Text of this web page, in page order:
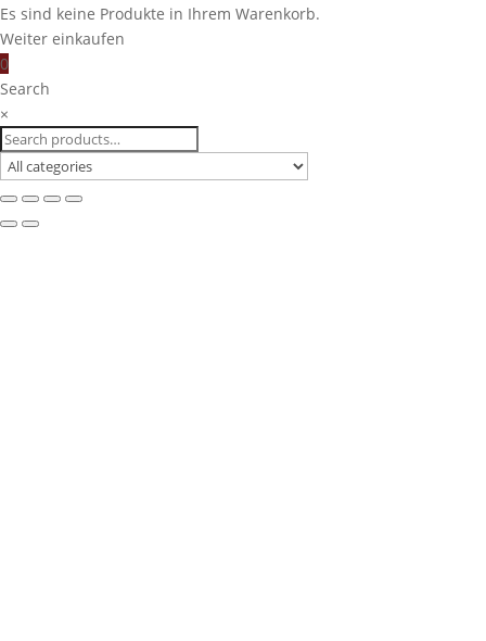
Es sind keine Produkte in Ihrem Warenkorb.
Weiter einkaufen
0
Search
×